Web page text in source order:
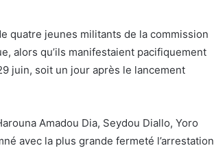
quatre jeunes militants de la commission
alors qu’ils manifestaient pacifiquement
juin, soit un jour après le lancement
Amadou Dia, Seydou Diallo, Yoro
avec la plus grande fermeté l’arrestation